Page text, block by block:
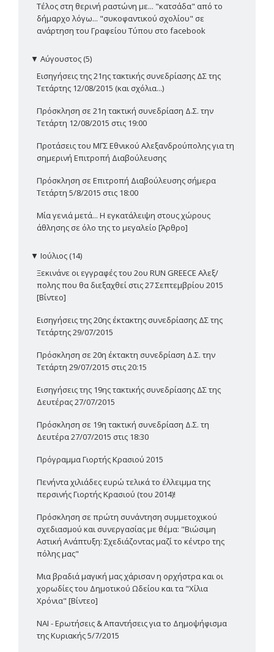
Τέλος στη θερινή ραστώνη με... "κατσάδα" από το
δήμαρχο λόγω... "συκοφαντικού σχολίου" σε
ανάρτηση του Γραφείου Τύπου στο facebook
▼ Αύγουστος (5)
Εισηγήσεις της 21ης τακτικής συνεδρίασης ΔΣ της
Τετάρτης 12/08/2015 (και σχόλια...)
Πρόσκληση σε 21η τακτική συνεδρίαση Δ.Σ. την
Τετάρτη 12/08/2015 στις 19:00
Προτάσεις του ΜΓΣ Εθνικού Αλεξανδρούπολης για τη
σημερινή Επιτροπή Διαβούλευσης
Πρόσκληση σε Επιτροπή Διαβούλευσης σήμερα
Τετάρτη 5/8/2015 στις 18:00
Μία γενιά μετά... Η εγκατάλειψη στους χώρους
άθλησης σε όλο της το μεγαλείο [Άρθρο]
▼ Ιούλιος (14)
Ξεκινάνε οι εγγραφές του 2ου RUN GREECE Αλεξ/
πολης που θα διεξαχθεί στις 27 Σεπτεμβρίου 2015
[Βίντεο]
Εισηγήσεις της 20ης έκτακτης συνεδρίασης ΔΣ της
Τετάρτης 29/07/2015
Πρόσκληση σε 20η έκτακτη συνεδρίαση Δ.Σ. την
Τετάρτη 29/07/2015 στις 20:15
Εισηγήσεις της 19ης τακτικής συνεδρίασης ΔΣ της
Δευτέρας 27/07/2015
Πρόσκληση σε 19η τακτική συνεδρίαση Δ.Σ. τη
Δευτέρα 27/07/2015 στις 18:30
Πρόγραμμα Γιορτής Κρασιού 2015
Πενήντα χιλιάδες ευρώ τελικά το έλλειμμα της
περσινής Γιορτής Κρασιού (του 2014)!
Πρόσκληση σε πρώτη συνάντηση συμμετοχικού
σχεδιασμού και συνεργασίας με θέμα: "Βιώσιμη
Αστική Ανάπτυξη: Σχεδιάζοντας μαζί το κέντρο της
πόλης μας"
Μια βραδιά μαγική μας χάρισαν η ορχήστρα και οι
χορωδίες του Δημοτικού Ωδείου και τα "Χίλια
Χρόνια" [Βίντεο]
ΝΑΙ - Ερωτήσεις & Απαντήσεις για το Δημοψήφισμα
της Κυριακής 5/7/2015